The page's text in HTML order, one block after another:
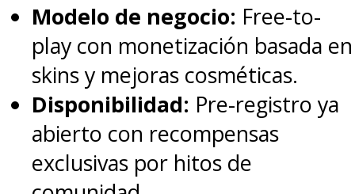
Modelo de negocio: Free-to-
play con monetización basada en
skins y mejoras cosméticas.
Disponibilidad: Pre-registro ya
abierto con recompensas
exclusivas por hitos de